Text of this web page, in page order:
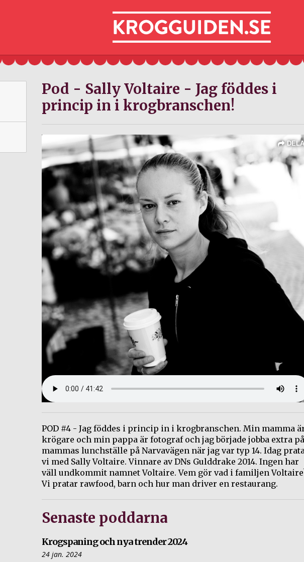
Pod - Sally Voltaire - Jag föddes i
princip in i krogbranschen!
POD #4 - Jag föddes i princip in i krogbranschen. Min mamma
krögare och min pappa är fotograf och jag började jobba extra
mammas lunchställe på Narvavägen när jag var typ 14. Idag
vi med Sally Voltaire. Vinnare av DNs Gulddrake 2014. Ingen har
väll undkommit namnet Voltaire. Vem gör vad i familjen
Vi pratar rawfood, barn och hur man driver en restaurang.
Senaste poddarna
Krogspaning och nya trender 2024
24 jan. 2024